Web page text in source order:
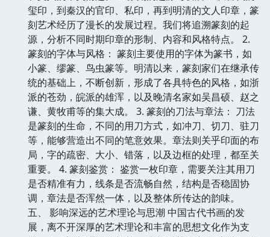
玺印，到秦汉的官印、私印，再到明清的文人印章，篆
刻艺术经历了漫长的发展过程。我们将追溯篆刻的起
源，分析不同时期印章的形制、内容和风格特点。 2.
篆刻的字体与风格： 篆刻主要使用的字体为篆书，如
小篆、缪篆、鸟虫篆等。明清以来，篆刻家们在继承传
统的基础上，不断创新，形成了各具特色的风格，如浙
派的苍劲，皖派的雄浑，以及晚清名家如吴昌硕、赵之
谦、黄牧甫等的集大成。 3. 篆刻的刀法与章法： 刀法
是篆刻的生命，不同的用刀方式，如冲刀、切刀、驻刀
等，能够营造出不同的笔意效果。章法则关乎印面的布
局，字的疏密、大小、错落，以及边框的处理，都至关
重要。 4. 篆刻鉴赏： 鉴赏一枚印章，需要关注其用刀
是否精准有力，线条是否流畅自然，结构是否稳固协
调，章法是否浑然一体，以及整体所传达的韵味。
五、 影响深远的艺术理论与思潮 中国古代书画的发
展，离不开深厚的艺术理论和丰富的思想文化作为支